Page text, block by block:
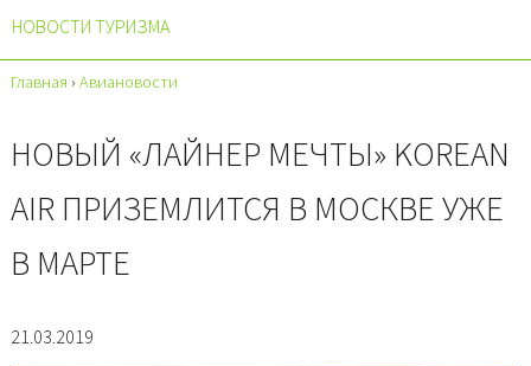
НОВОСТИ ТУРИЗМА
Главная › Авиановости
НОВЫЙ «ЛАЙНЕР МЕЧТЫ» KOREAN
AIR ПРИЗЕМЛИТСЯ В МОСКВЕ УЖЕ
В МАРТЕ
21.03.2019